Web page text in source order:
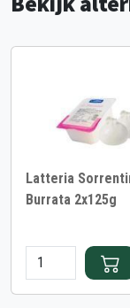
Latteria
Burrata 2x125g